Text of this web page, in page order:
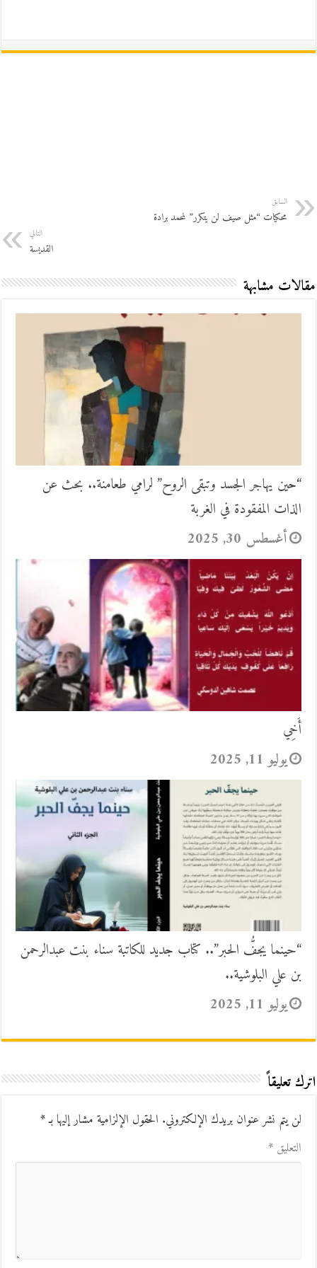
السابق
محكيات “مثل صيف لن يتكرر” لمحمد برادة
التالي
القديسة
مقالات مشابهة
“حين يهاجر الجسد وتبقى الروح” لرامي طعامنة.. بحث عن
الذات المفقودة في الغربة
أغسطس 30, 2025
أَخِي
يوليو 11, 2025
“حينما يجفُّ الحبر”.. كتاب جديد للكاتبة سناء بنت عبدالرحمن
بن علي البلوشية..
يوليو 11, 2025
اترك تعليقاً
لن يتم نشر عنوان بريدك الإلكتروني. الحقول الإلزامية مشار إليها بـ*
التعليق*